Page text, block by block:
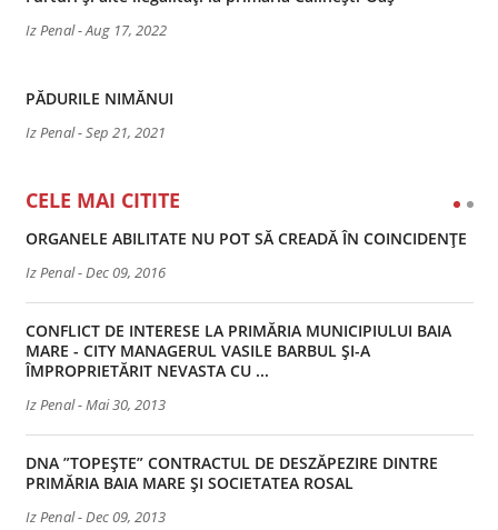
Iz Penal-Aug 17, 2022
PĂDURILE NIMĂNUI
Iz Penal-Sep 21, 2021
CELE MAI CITITE
ORGANELE ABILITATE NU POT SĂ CREADĂ ÎN COINCIDENȚE
Iz Penal-Dec 09, 2016
CONFLICT DE INTERESE LA PRIMĂRIA MUNICIPIULUI BAIA
MARE - CITY MANAGERUL VASILE BARBUL ȘI-A
ÎMPROPRIETĂRIT NEVASTA CU ...
Iz Penal-Mai 30, 2013
DNA ”TOPEȘTE” CONTRACTUL DE DESZĂPEZIRE DINTRE
PRIMĂRIA BAIA MARE ȘI SOCIETATEA ROSAL
Iz Penal-Dec 09, 2013